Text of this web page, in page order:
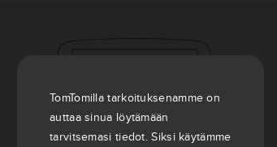
TomTomilla tarkoituksenamme on
auttaa sinua löytämään
tarvitsemasi tiedot. Siksi käytämme